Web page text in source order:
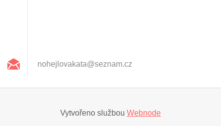
nohejlovakata@seznam.cz
Vytvořeno službou Webnode